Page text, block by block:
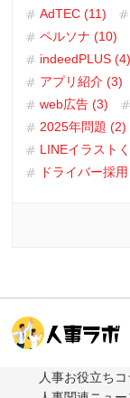
AdTEC (11)
ペルソナ (10)
indeedPLUS (4)
アプリ紹介 (3)
web広告 (3)
2025年問題 (2)
LINEイラスト
ドライバー採
人事お役立ち